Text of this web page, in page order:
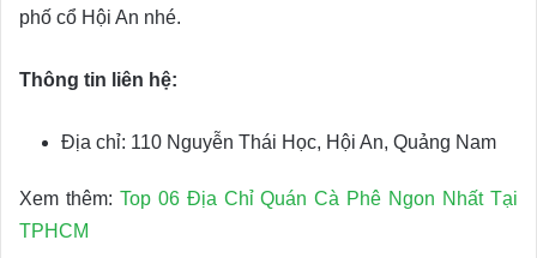
phố cổ Hội An nhé.
Thông tin liên hệ:
Địa chỉ: 110 Nguyễn Thái Học, Hội An, Quảng Nam
Xem thêm: Top 06 Địa Chỉ Quán Cà Phê Ngon Nhất Tại
TPHCM